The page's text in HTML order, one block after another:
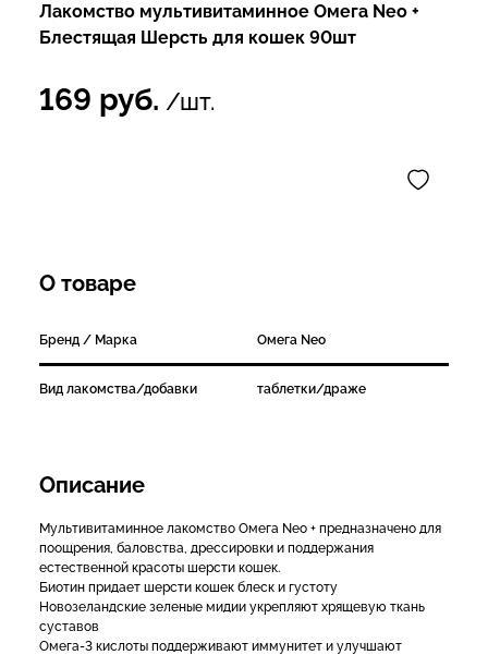
Лакомство мультивитаминное Омега Neo +
Блестящая Шерсть для кошек 90шт
169 руб. /шт.
О товаре
Бренд / Марка Омега Neo
Вид лакомства/добавки таблетки/драже
Описание
Мультивитаминное лакомство Омега Neo + предназначено для
поощрения, баловства, дрессировки и поддержания
естественной красоты шерсти кошек.
Биотин придает шерсти кошек блеск и густоту
Новозеландские зеленые мидии укрепляют хрящевую ткань
суставов
Омега-3 кислоты поддерживают иммунитет и улучшают